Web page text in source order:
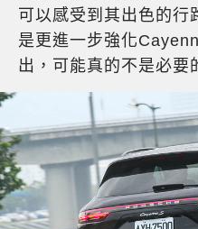
可以感受到其出色的行
是更進一步強化
出，可能真的不是必要